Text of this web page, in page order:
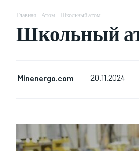
Главная Атом Школьный атом
Школьный
Minenergo.com 20.11.2024